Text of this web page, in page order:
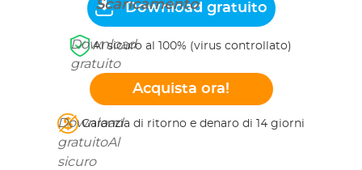
Scaricamento
Download gratuito
Download
gratuito
Al sicuro al 100% (virus controllato)
Acquista ora!
Download
gratuitoAl
sicuro
Garanzia di ritorno e denaro di 14 giorni